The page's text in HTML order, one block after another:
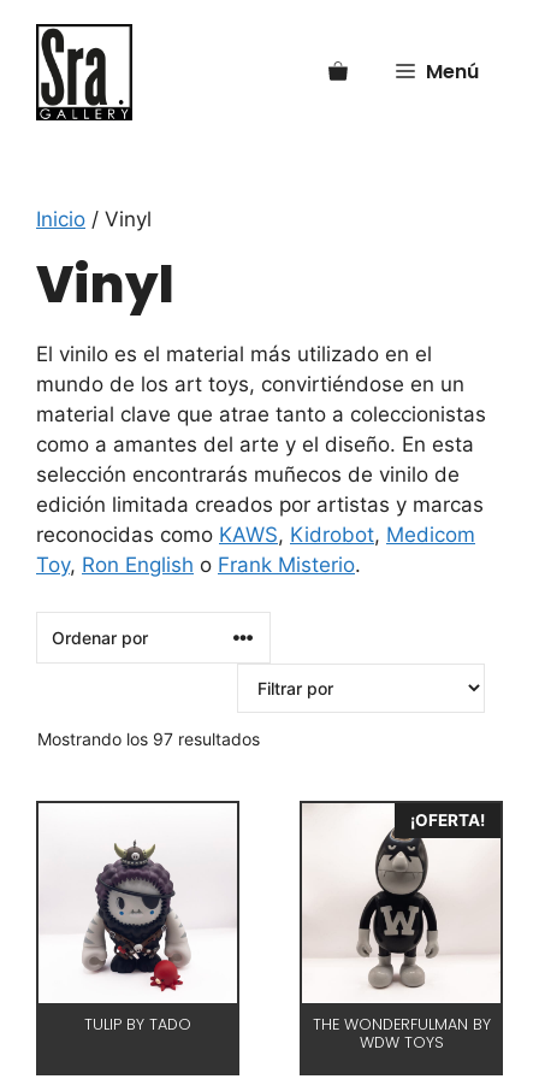
contenido
Menú
Inicio / Vinyl
Vinyl
El vinilo es el material más utilizado en el
mundo de los art toys, convirtiéndose en un
material clave que atrae tanto a coleccionistas
como a amantes del arte y el diseño. En esta
selección encontrarás muñecos de vinilo de
edición limitada creados por artistas y marcas
reconocidas como KAWS, Kidrobot, Medicom
Toy, Ron English o Frank Misterio.
Mostrando los 97 resultados
TULIP BY TADO
¡OFERTA!
THE WONDERFULMAN BY
WDW TOYS